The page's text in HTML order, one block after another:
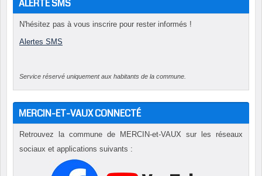
ALERTE SMS
N'hésitez pas à vous inscrire pour rester informés !
Alertes SMS
Service réservé uniquement aux habitants de la commune.
MERCIN-ET-VAUX CONNECTÉ
Retrouvez la commune de MERCIN-et-VAUX sur les réseaux
sociaux et applications suivants :